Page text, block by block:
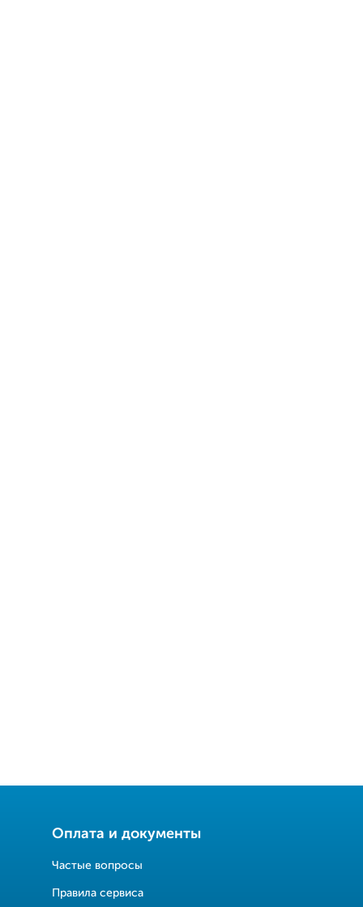
Оплата и документы
Частые вопросы
Правила сервиса